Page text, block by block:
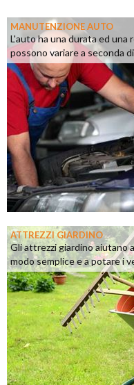
MANUTENZIONE AUTO
L'auto ha una durata ed una
possono variare a seconda
ATTREZZI GIARDINO
Gli attrezzi giardino aiutano
modo semplice e a potare i